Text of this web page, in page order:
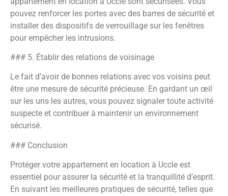
pouvez renforcer les portes avec des barres de sécurité et
installer des dispositifs de verrouillage sur les fenêtres
pour empêcher les intrusions.
### 5. Établir des relations de voisinage
Le fait d’avoir de bonnes relations avec vos voisins peut
être une mesure de sécurité précieuse. En gardant un œil
sur les uns les autres, vous pouvez signaler toute activité
suspecte et contribuer à maintenir un environnement
sécurisé.
### Conclusion
Protéger votre appartement en location à Uccle est
essentiel pour assurer la sécurité et la tranquillité d’esprit.
En suivant les meilleures pratiques de sécurité, telles que